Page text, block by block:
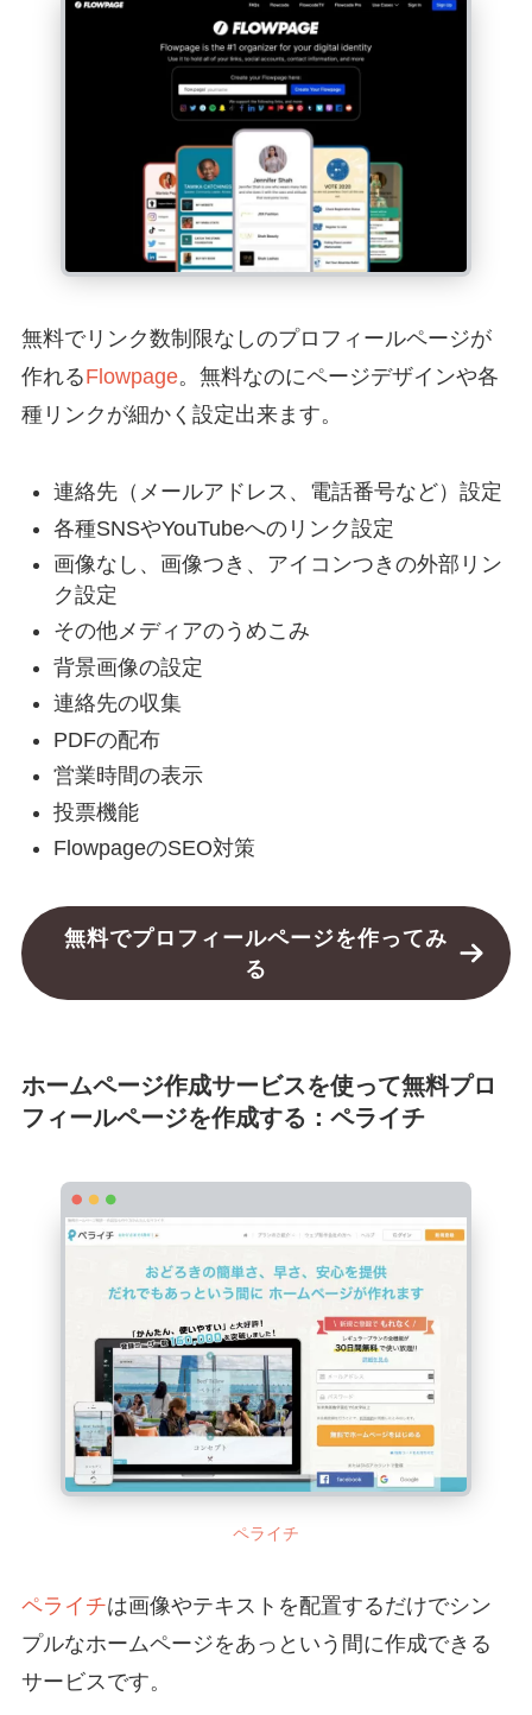
無料でリンク数制限なしのプロフィールページが
作れるFlowpage。無料なのにページデザインや各
種リンクが細かく設定出来ます。
連絡先（メールアドレス、電話番号など）設定
各種SNSやYouTubeへのリンク設定
画像なし、画像つき、アイコンつきの外部リン
ク設定
その他メディアのうめこみ
背景画像の設定
連絡先の収集
PDFの配布
営業時間の表示
投票機能
FlowpageのSEO対策
無料でプロフィールページを作ってみ
る
ホームページ作成サービスを使って無料プロ
フィールページを作成する：ペライチ
ペライチ
ペライチは画像やテキストを配置するだけでシン
プルなホームページをあっという間に作成できる
サービスです。